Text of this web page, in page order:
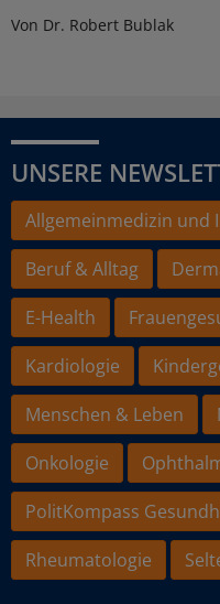
Von Dr. Robert Bublak
UNSERE
Allgemeinmedizin und
Beruf & Alltag
E-Health
Kardiologie
Menschen & Leben
Onkologie
PolitKompass
Rheumatologie